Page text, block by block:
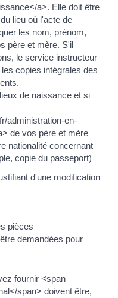
a>. Elle doit être
lieu où l'acte de
les nom, prénom,
père et mère. S'il
le service instructeur
copies intégrales des
de naissance et si
administration-en-
de vos père et mère
nationalité concernant
copie du passeport)
d'une modification
pièces
demandées pour
fournir <span
span> doivent être,